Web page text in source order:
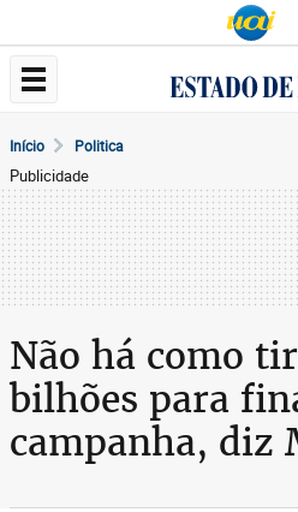
Início Politica
Publicidade
Não há como
bilhões para
campanha, diz